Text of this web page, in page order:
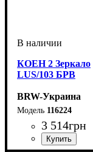
КОЕН 2 Зеркало
LUS/103 БРВ
BRW-Украина
116224
3 514грн
ширина, мм: 1035
высота, мм: 785
глубина, мм: 25